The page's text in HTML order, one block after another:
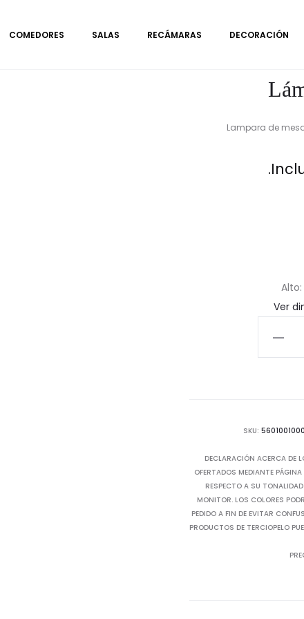
COMEDORES SALAS RECÁMARAS DECORACIÓN
Lampara de
Ver
SKU:
DECLARACIÓN ACERCA DE
OFERTADOS MEDIANTE
RESPECTO A SU
MONITOR. LOS COLORES
PEDIDO A FIN DE EVITAR
PRODUCTOS DE TERCIOPELO